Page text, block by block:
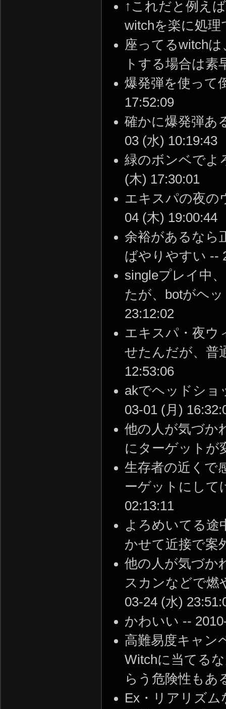
↑これだと例え
witchを楽に処理
座ってるwitch
トする場合は素
爆発弾を使って
17:52:09
確かに爆発弾あ
03 (水) 10:19:43
緑のボンベでよ
(木) 17:30:01
エキスパの夜の
04 (木) 19:00:44
余裕があるなら
ばやりやすい --
singleプレイ中
たが、botがヘ
23:12:02
エキスパ・夜ウ
せたんだが、普
12:53:06
akでヘッドショ
03-01 (月)
他の人が気づか
にターゲットが
生存者の近くで
ーゲットにして
02:13:11
よろめいてる途
かせて近接で案
他の人が気づか
スカンなどで燃
03-24 (水)
かわいい --
高難易度キャン
Witchに当てる
らう危険性もあ
Ex・リアリズ